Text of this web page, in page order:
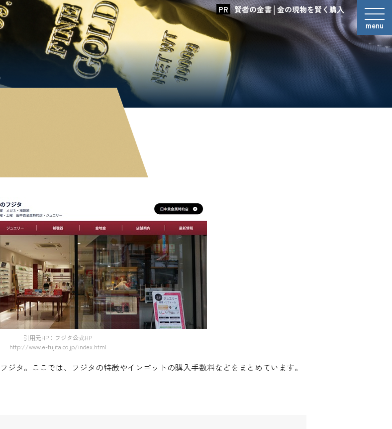
賢者の金書│金の現物を賢く購入
引用元HP：フジタ公式HP
http://www.e-fujita.co.jp/index.html
タ。ここでは、フジタの特徴やインゴットの購入手数料などをまとめています。